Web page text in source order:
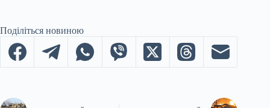
Поділіться новиною